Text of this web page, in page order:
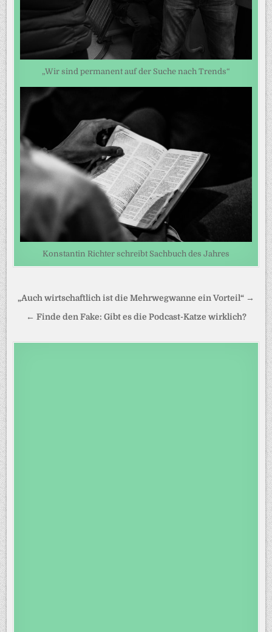
„Wir sind permanent auf der Suche nach Trends“
Konstantin Richter schreibt Sachbuch des Jahres
Beitragsnavigation
„Auch wirtschaftlich ist die Mehrwegwanne ein Vorteil“ →
← Finde den Fake: Gibt es die Podcast-Katze wirklich?